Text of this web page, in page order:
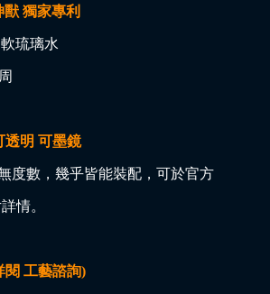
獨家專利
琉璃水
透明 可墨鏡
度數，幾乎皆能裝配，可於官方
情。
閱 工藝諮詢)